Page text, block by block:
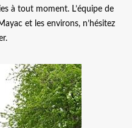
à tout moment. L’équipe de
et les environs, n’hésitez